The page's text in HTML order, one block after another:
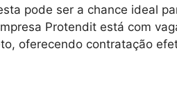
pode ser a chance ideal
Protendit está com
oferecendo contratação